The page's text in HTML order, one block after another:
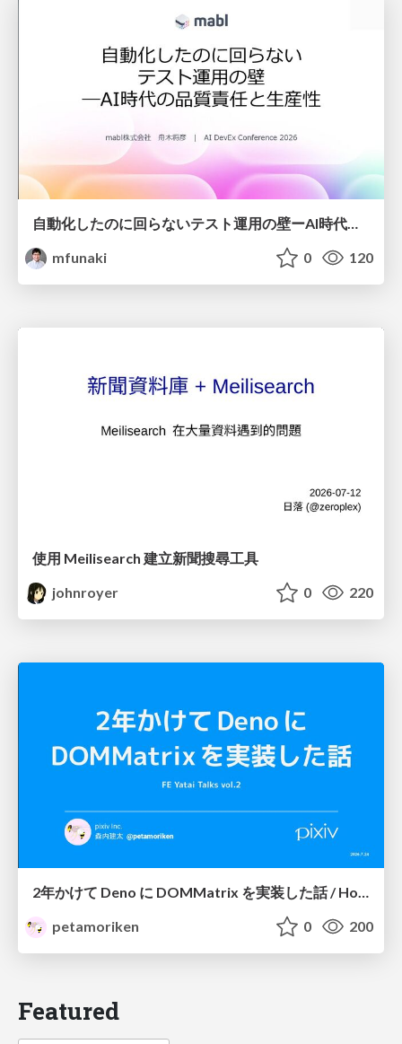
自動化したのに回らないテスト運用の壁ーAI時代の品質責任と生産性
mfunaki
0 120
使用 Meilisearch 建立新聞搜尋工具
johnroyer
0 220
2年かけて Deno に DOMMatrix を実装した話 / How I implemented DOMMatrix in Deno over two years
petamoriken
0 200
Featured